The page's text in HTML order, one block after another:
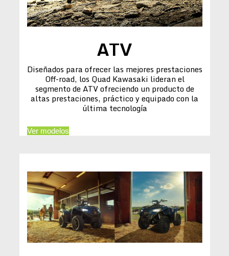
ATV
Diseñados para ofrecer las mejores prestaciones
Off-road, los Quad Kawasaki lideran el
segmento de ATV ofreciendo un producto de
altas prestaciones, práctico y equipado con la
última tecnología
Ver modelos